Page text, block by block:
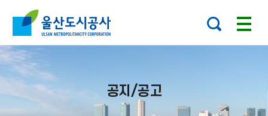
본문으로가기
주요 메뉴로 건너뛰기
공지/공고